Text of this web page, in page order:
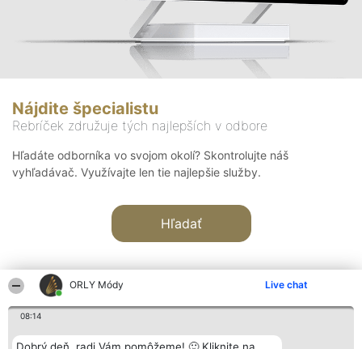
ORLY Módy Live chat
08:14
Nájdite špecialistu
Rebríček združuje tých najlepších v odbore
Hľadáte odborníka vo svojom okolí? Skontrolujte náš
vyhľadávač. Využívajte len tie najlepšie služby.
Hľadať
Organizátor hodnotenia Hodnotenie Kontakt